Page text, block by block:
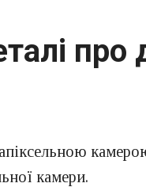
про
камери.